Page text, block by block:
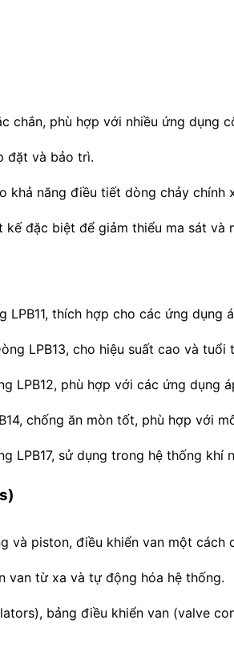
chắn, phù hợp với nhiều ứng dụng
đặt và bảo trì.
khả năng điều tiết dòng chảy chính
kế đặc biệt để giảm thiểu ma sát và
LPB11, thích hợp cho các ứng dụng
LPB13, cho hiệu suất cao và tuổi
LPB12, phù hợp với các ứng dụng
chống ăn mòn tốt, phù hợp với
LPB17, sử dụng trong hệ thống khí
và piston, điều khiển van một cách
van từ xa và tự động hóa hệ thống.
bảng điều khiển van (valve